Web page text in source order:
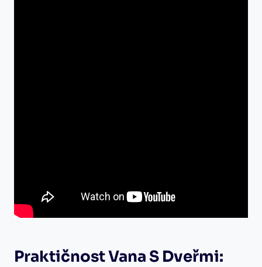
Praktičnost Vana S Dveřmi: